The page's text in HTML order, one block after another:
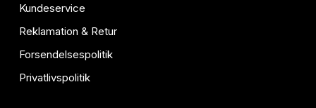
Kundeservice
Reklamation & Retur
Forsendelsespolitik
Privatlivspolitik